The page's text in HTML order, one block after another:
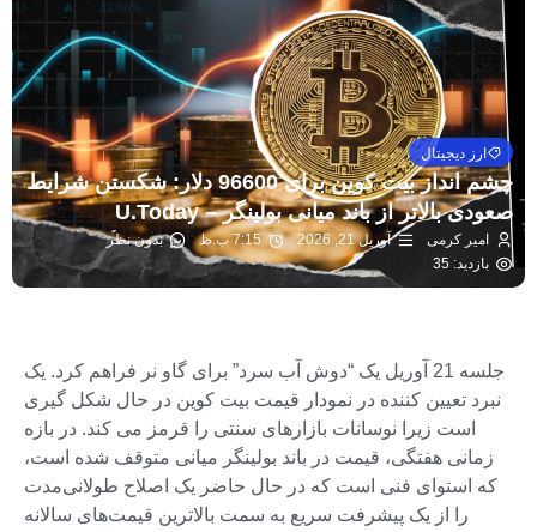
ارز دیجیتال
چشم انداز بیت کوین برای 96600 دلار: شکستن شرایط
صعودی بالاتر از باند میانی بولینگر – U.Today
امیر کرمی آوریل 21, 2026 7:15 ب.ظ
بدون نظر
بازدید: 35
جلسه 21 آوریل یک “دوش آب سرد” برای گاو نر فراهم کرد. یک
نبرد تعیین کننده در نمودار قیمت بیت کوین در حال شکل گیری
است زیرا نوسانات بازارهای سنتی را قرمز می کند. در بازه
زمانی هفتگی، قیمت در باند بولینگر میانی متوقف شده است،
که استوای فنی است که در حال حاضر یک اصلاح طولانی‌مدت
را از یک پیشرفت سریع به سمت بالاترین قیمت‌های سالانه